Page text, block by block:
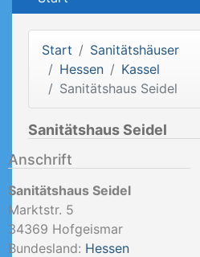
Start
Sanitätshäuser
Hessen
Kassel
Sanitätshaus Seidel
Sanitätshaus Seidel
Anschrift
Sanitätshaus Seidel
Marktstr. 5
34369 Hofgeismar
Bundesland: Hessen